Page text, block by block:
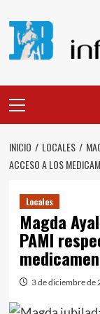
contenido
principal
INICIO LOCALES
ACCESO A LOS
Locales
Magda
PAMI
3 de diciembre de